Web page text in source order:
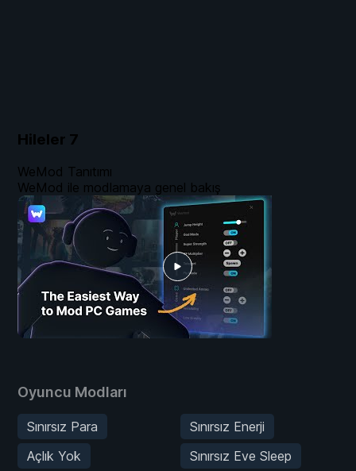
Hileler 7
Oyuncu Modları
Sınırsız Para
Sınırsız Enerji
Açlık Yok
Sınırsız Eve Sleep
WeMod Tanıtımı
WeMod ile modlamaya genel bakış